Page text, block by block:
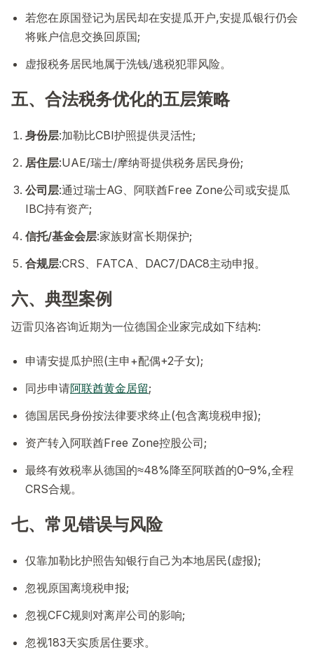
若您在原国登记为居民却在安提瓜开户,安提瓜银行仍会
将账户信息交换回原国;
虚报税务居民地属于洗钱/逃税犯罪风险。
五、合法税务优化的五层策略
身份层:加勒比CBI护照提供灵活性;
居住层:UAE/瑞士/摩纳哥提供税务居民身份;
公司层:通过瑞士AG、阿联酋Free Zone公司或安提瓜
IBC持有资产;
信托/基金会层:家族财富长期保护;
合规层:CRS、FATCA、DAC7/DAC8主动申报。
六、典型案例
迈雷贝洛咨询近期为一位德国企业家完成如下结构:
申请安提瓜护照(主申+配偶+2子女);
同步申请阿联酋黄金居留;
德国居民身份按法律要求终止(包含离境税申报);
资产转入阿联酋Free Zone控股公司;
最终有效税率从德国的≈48%降至阿联酋的0–9%,全程
CRS合规。
七、常见错误与风险
仅靠加勒比护照告知银行自己为本地居民(虚报);
忽视原国离境税申报;
忽视CFC规则对离岸公司的影响;
忽视183天实质居住要求。